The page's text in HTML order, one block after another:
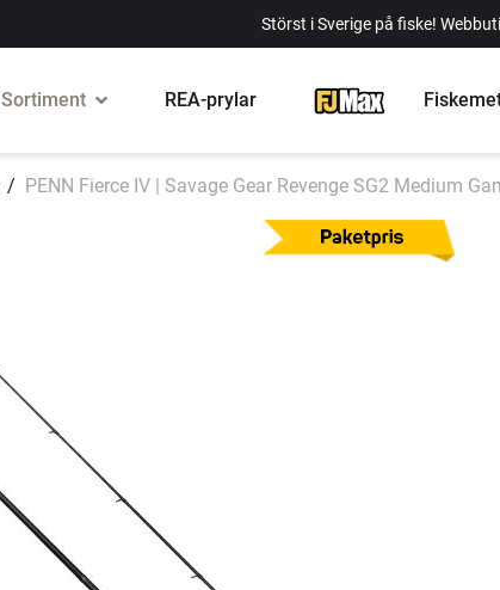
Störst i Sverige på fiske!
Sortiment REA-prylar
PENN Fierce IV | Savage Gear Revenge SG2 Medium